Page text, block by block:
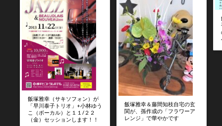
飯塚雅幸（サキソフォン）が
「早川泰子トリオ」+小林ゆう
こ（ボーカル）と１１/２２
（金）セッションします！！
飯塚雅幸＆藤間知枝自宅の玄
関が、孫作成の「フラワーア
レンジ」で華やかです